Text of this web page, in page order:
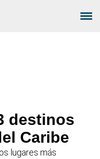
destinos
Caribe
lugares más